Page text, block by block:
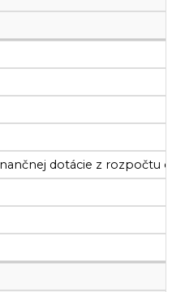
dotácie z rozpočtu